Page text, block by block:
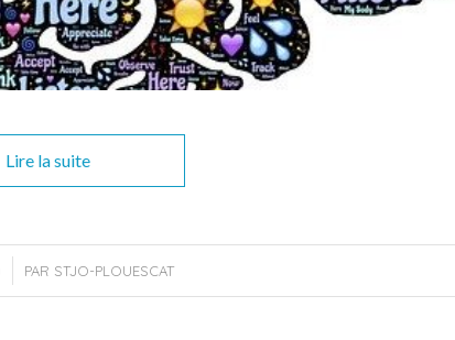
Lire la suite
PAR STJO-PLOUESCAT